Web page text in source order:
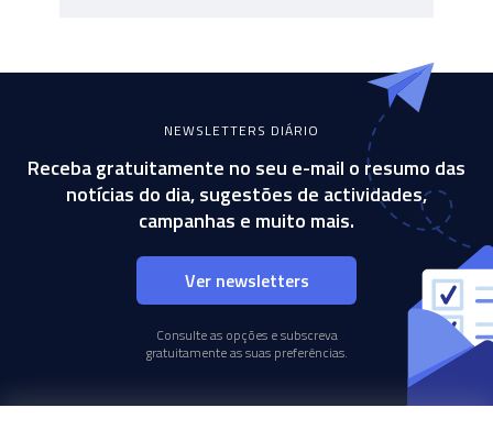
NEWSLETTERS DIÁRIO
Receba gratuitamente no seu e-mail o resumo das
notícias do dia, sugestões de actividades,
campanhas e muito mais.
Ver newsletters
Consulte as opções e subscreva
gratuitamente as suas preferências.